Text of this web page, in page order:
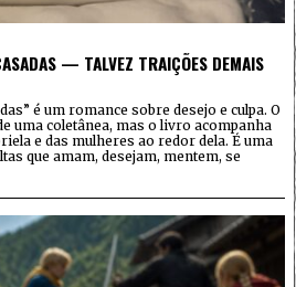
— TALVEZ TRAIÇÕES DEMAIS
é um romance sobre desejo e culpa. O
uma coletânea, mas o livro acompanha
e das mulheres ao redor dela. É uma
que amam, desejam, mentem, se